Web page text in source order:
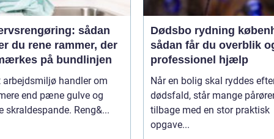
sådan
du rene rammer, der
på bundlinjen
arbejdsmiljø handler om
end pæne gulve og
skraldespande. Reng&...
Dødsbo rydning
sådan får du overblik
professionel hjælp
Når en bolig skal ryddes
dødsfald, står mange
tilbage med en stor praktisk
opgave...